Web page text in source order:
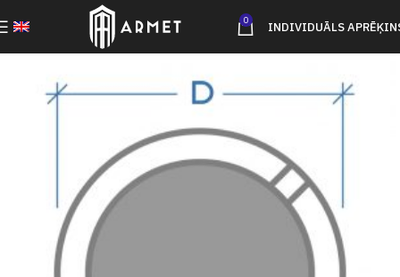
0 INDIVIDUĀLS